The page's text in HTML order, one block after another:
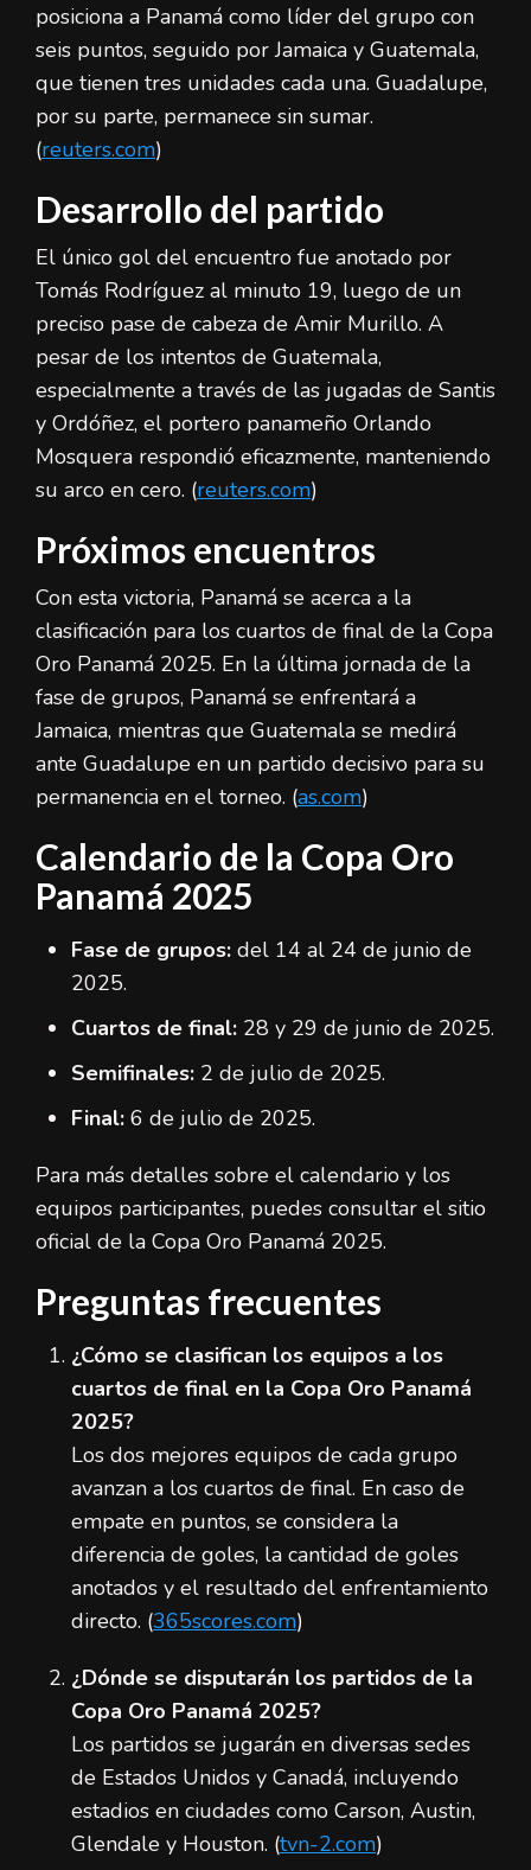
posiciona a Panamá como líder del grupo con
seis puntos, seguido por Jamaica y Guatemala,
que tienen tres unidades cada una. Guadalupe,
por su parte, permanece sin sumar.
(reuters.com)
Desarrollo del partido
El único gol del encuentro fue anotado por
Tomás Rodríguez al minuto 19, luego de un
preciso pase de cabeza de Amir Murillo. A
pesar de los intentos de Guatemala,
especialmente a través de las jugadas de Santis
y Ordóñez, el portero panameño Orlando
Mosquera respondió eficazmente, manteniendo
su arco en cero. (reuters.com)
Próximos encuentros
Con esta victoria, Panamá se acerca a la
clasificación para los cuartos de final de la Copa
Oro Panamá 2025. En la última jornada de la
fase de grupos, Panamá se enfrentará a
Jamaica, mientras que Guatemala se medirá
ante Guadalupe en un partido decisivo para su
permanencia en el torneo. (as.com)
Calendario de la Copa Oro
Panamá 2025
Fase de grupos: del 14 al 24 de junio de
2025.
Cuartos de final: 28 y 29 de junio de 2025.
Semifinales: 2 de julio de 2025.
Final: 6 de julio de 2025.
Para más detalles sobre el calendario y los
equipos participantes, puedes consultar el sitio
oficial de la Copa Oro Panamá 2025.
Preguntas frecuentes
¿Cómo se clasifican los equipos a los
cuartos de final en la Copa Oro Panamá
2025?
Los dos mejores equipos de cada grupo
avanzan a los cuartos de final. En caso de
empate en puntos, se considera la
diferencia de goles, la cantidad de goles
anotados y el resultado del enfrentamiento
directo. (365scores.com)
¿Dónde se disputarán los partidos de la
Copa Oro Panamá 2025?
Los partidos se jugarán en diversas sedes
de Estados Unidos y Canadá, incluyendo
estadios en ciudades como Carson, Austin,
Glendale y Houston. (tvn-2.com)